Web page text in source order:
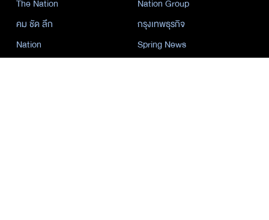
The Nation
Nation Group
คม ชัด ลึก
กรุงเทพธุรกิจ
Nation
Spring News